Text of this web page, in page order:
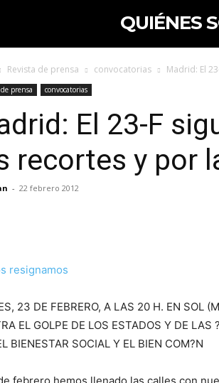
QUIÉNES
Revista de prensa convocatorias Madrid: El
prensa convocatorias
El 23-F
recortes y por
- 22 febrero 2012
resignamos
23 DE FEBRERO, A LAS 20 H. EN SOL
EL GOLPE DE LOS ESTADOS Y DE LAS
BIENESTAR SOCIAL Y EL BIEN COM?N